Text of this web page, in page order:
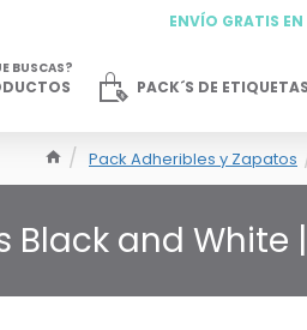
ENVÍO GRATIS
BUSCAS?
PACK´S DE ETIQUETAS
Pack Adheribles y Zapatos
Black and